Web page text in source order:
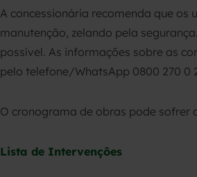
A concessionária recomenda que os
manutenção, zelando pela
possível. As informações sobre as
pelo telefone/WhatsApp 0800 270 0
O cronograma de obras pode sofrer
Lista de Intervenções